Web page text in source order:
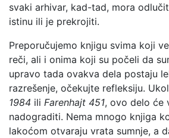
svaki arhivar, kad-tad, mora
istinu ili je prekrojiti.
Preporučujemo knjigu svima koji
reči, ali i onima koji su počeli da
upravo tada ovakva dela postaju
razrešenje, očekujte refleksiju.
1984 ili Farenhajt 451, ovo delo će
nadograditi. Nema mnogo knjiga
lakoćom otvaraju vrata sumnje, a